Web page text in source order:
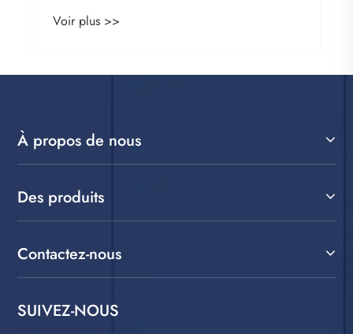
Voir plus >>
À propos de nous
Des produits
Contactez-nous
SUIVEZ-NOUS